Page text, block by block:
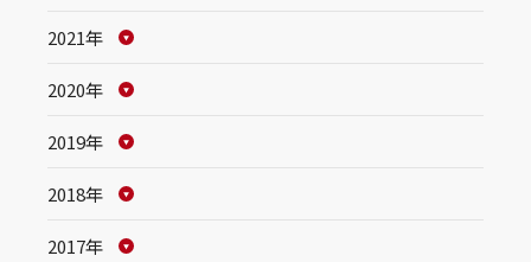
2021年
2020年
2019年
2018年
2017年